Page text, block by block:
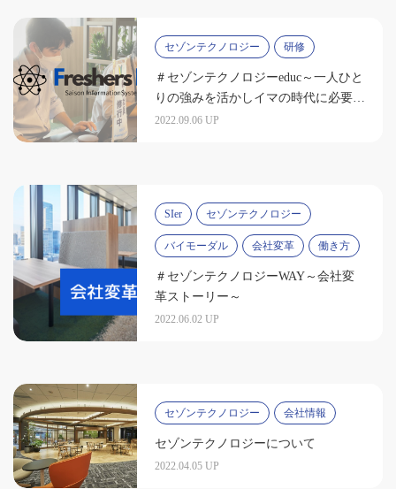
セゾンテクノロジー 研修
＃セゾンテクノロジーeduc～一人ひと
りの強みを活かしイマの時代に必要な
人材を育成～
2022.09.06 UP
SIer セゾンテクノロジー
バイモーダル 会社変革 働き方
＃セゾンテクノロジーWAY～会社変
革ストーリー～
2022.06.02 UP
セゾンテクノロジー 会社情報
セゾンテクノロジーについて
2022.04.05 UP